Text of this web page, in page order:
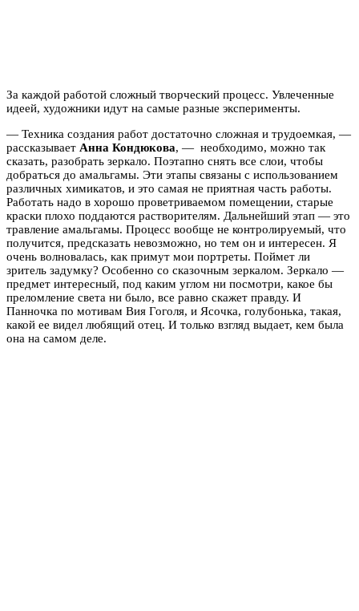
За каждой работой сложный творческий процесс. Увлеченные
идеей, художники идут на самые разные эксперименты.
— Техника создания работ достаточно сложная и трудоемкая, —
рассказывает Анна Кондюкова, — необходимо, можно так
сказать, разобрать зеркало. Поэтапно снять все слои, чтобы
добраться до амальгамы. Эти этапы связаны с использованием
различных химикатов, и это самая не приятная часть работы.
Работать надо в хорошо проветриваемом помещении, старые
краски плохо поддаются растворителям. Дальнейший этап — это
травление амальгамы. Процесс вообще не контролируемый, что
получится, предсказать невозможно, но тем он и интересен. Я
очень волновалась, как примут мои портреты. Поймет ли
зритель задумку? Особенно со сказочным зеркалом. Зеркало —
предмет интересный, под каким углом ни посмотри, какое бы
преломление света ни было, все равно скажет правду. И
Панночка по мотивам Вия Гоголя, и Ясочка, голубонька, такая,
какой ее видел любящий отец. И только взгляд выдает, кем была
она на самом деле.